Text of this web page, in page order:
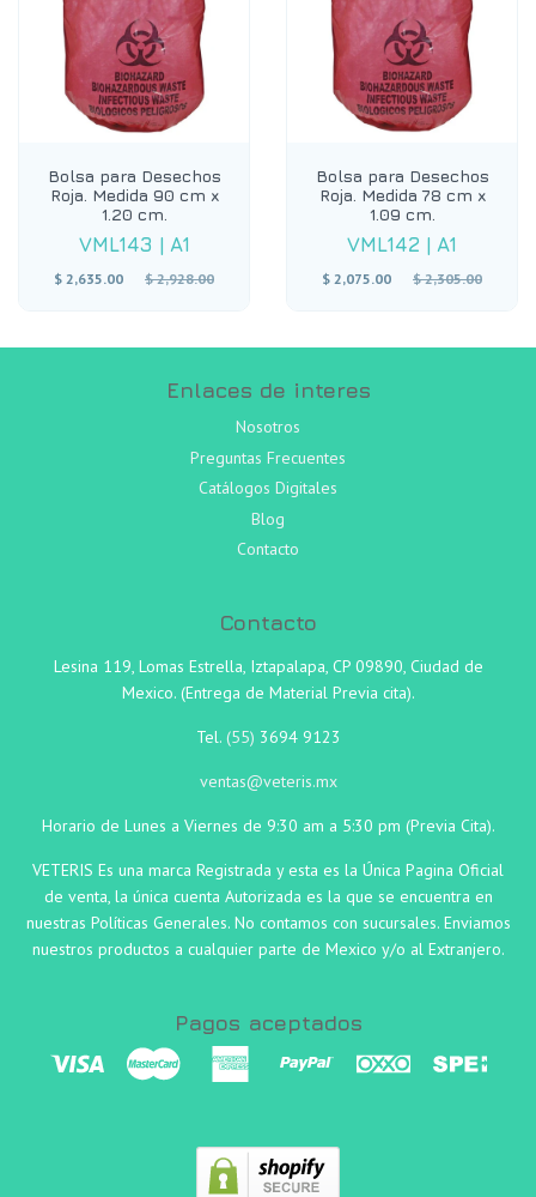
Bolsa para Desechos
Roja. Medida 90 cm x
1.20 cm.
VML143 | A1
$ 2,635.00
Precio
$ 2,928.00
Bolsa para Desechos
Roja. Medida 78 cm x
1.09 cm.
VML142 | A1
$ 2,075.00
Precio
$ 2,305.00
Enlaces de interes
Nosotros
Preguntas Frecuentes
Catálogos Digitales
Blog
Contacto
Contacto
Lesina 119, Lomas Estrella, Iztapalapa, CP 09890, Ciudad de
Mexico. (Entrega de Material Previa cita).
Tel. (55) 3694 9123
ventas@veteris.mx
Horario de Lunes a Viernes de 9:30 am a 5:30 pm (Previa Cita).
VETERIS Es una marca Registrada y esta es la Única Pagina Oficial
de venta, la única cuenta Autorizada es la que se encuentra en
nuestras Políticas Generales. No contamos con sucursales. Enviamos
nuestros productos a cualquier parte de Mexico y/o al Extranjero.
Pagos aceptados